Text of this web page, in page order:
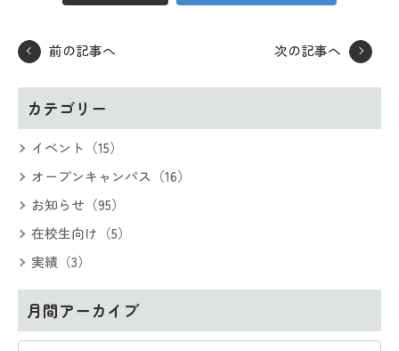
前の記事へ 次の記事へ
カテゴリー
イベント（15）
オープンキャンパス（16）
お知らせ（95）
在校生向け（5）
実績（3）
月間アーカイブ